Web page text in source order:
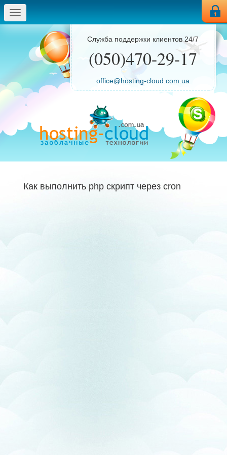
Меню
Служба поддержки клиентов 24/7
(050)470-29-17
office@hosting-cloud.com.ua
Как выполнить php скрипт через cron